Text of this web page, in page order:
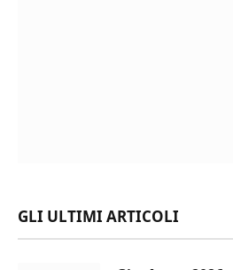
GLI ULTIMI ARTICOLI